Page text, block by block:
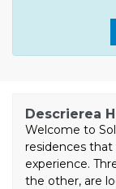
Descrierea
Welcome to
residences that
experience.
the other, are